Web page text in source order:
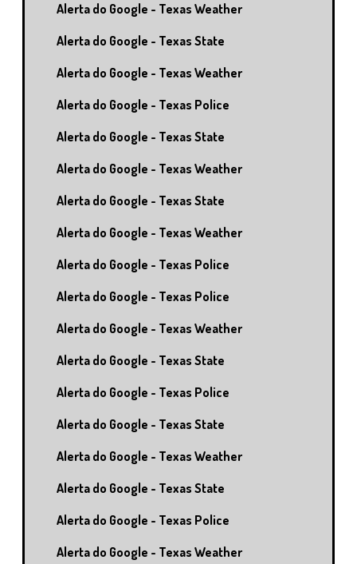
Alerta do Google - Texas Weather
Alerta do Google - Texas State
Alerta do Google - Texas Weather
Alerta do Google - Texas Police
Alerta do Google - Texas State
Alerta do Google - Texas Weather
Alerta do Google - Texas State
Alerta do Google - Texas Weather
Alerta do Google - Texas Police
Alerta do Google - Texas Police
Alerta do Google - Texas Weather
Alerta do Google - Texas State
Alerta do Google - Texas Police
Alerta do Google - Texas State
Alerta do Google - Texas Weather
Alerta do Google - Texas State
Alerta do Google - Texas Police
Alerta do Google - Texas Weather